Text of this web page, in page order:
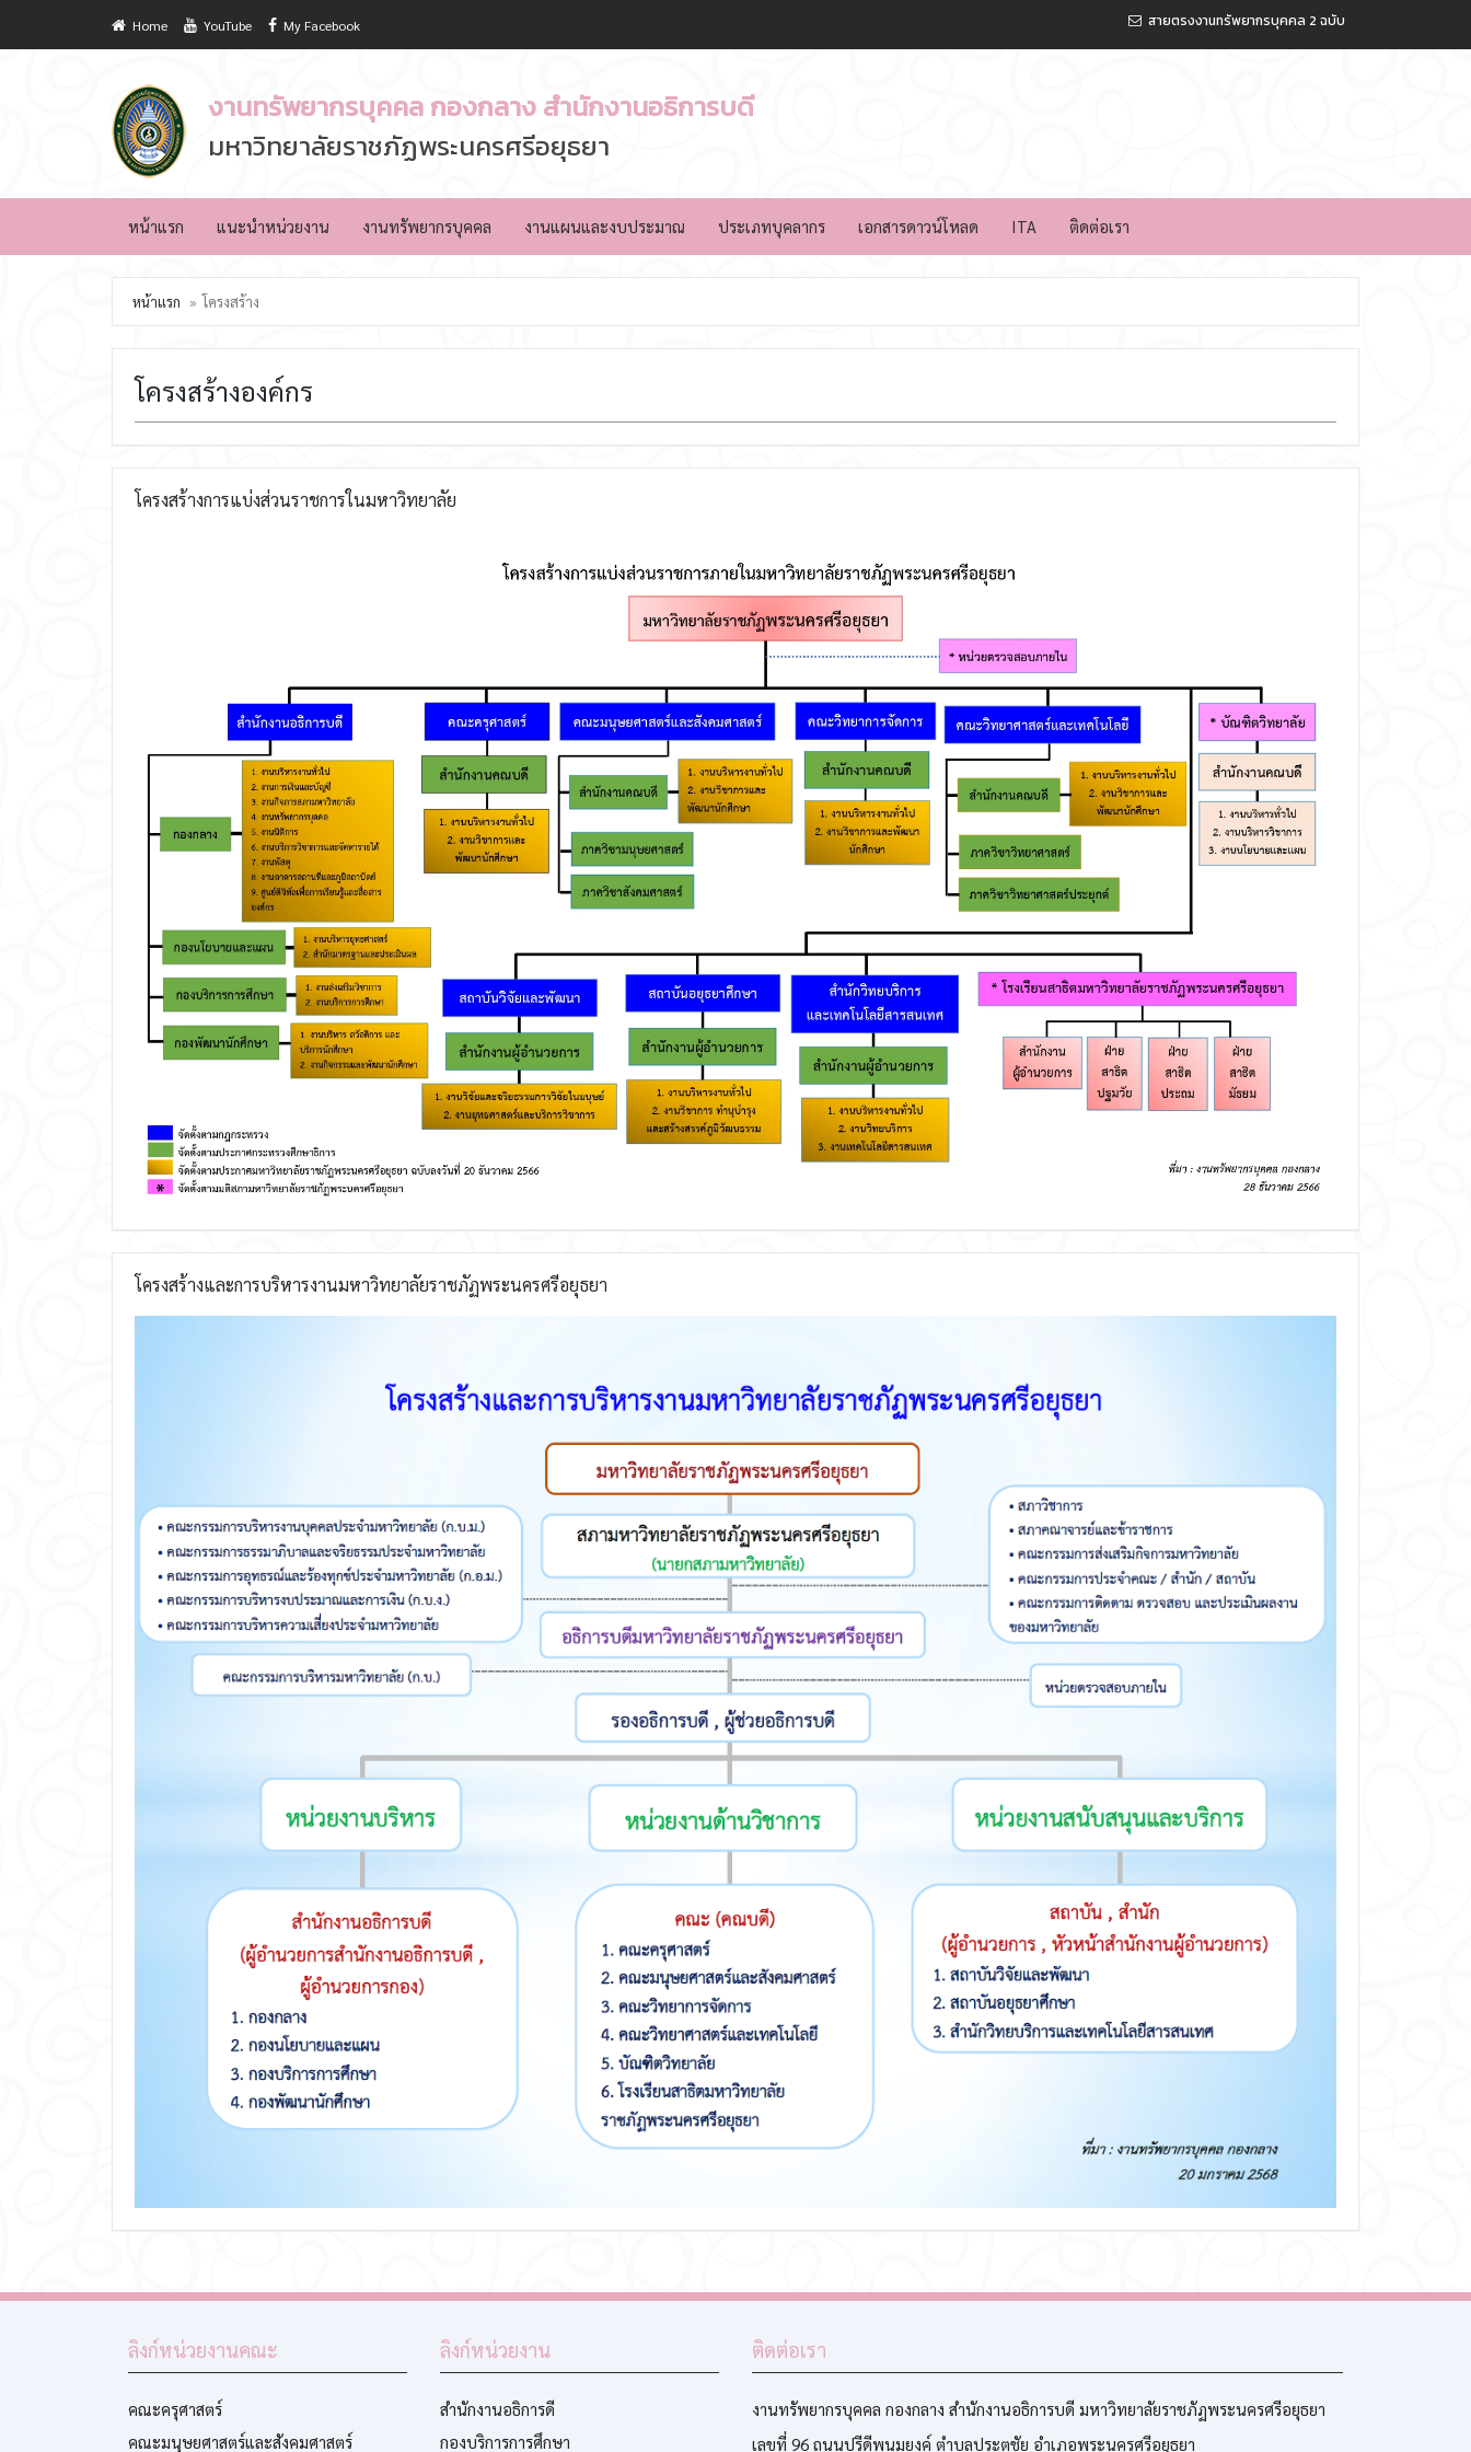
Home YouTube My Facebook สายตรงงานทรัพยากรบุคคล 2 ฉบับ
งานทรัพยากรบุคคล กองกลาง สำนักงานอธิการบดี
มหาวิทยาลัยราชภัฏพระนครศรีอยุธยา
หน้าแรก แนะนำหน่วยงาน งานทรัพยากรบุคคล งานแผนและงบประมาณ ประเภทบุคลากร เอกสารดาวน์โหลด ITA ติดต่อเรา
หน้าแรก โครงสร้าง
โครงสร้างองค์กร
โครงสร้างการแบ่งส่วนราชการในมหาวิทยาลัย
โครงสร้างและการบริหารงานมหาวิทยาลัยราชภัฏพระนครศรีอยุธยา
ลิงก์หน่วยงานคณะ
คณะครุศาสตร์
คณะมนุษยศาสตร์และสังคมศาสตร์
ลิงก์หน่วยงาน
สำนักงานอธิการดี
กองบริการการศึกษา
ติดต่อเรา
งานทรัพยากรบุคคล กองกลาง สำนักงานอธิการบดี มหาวิทยาลัยราชภัฏพระนครศรีอยุธยา
เลขที่ 96 ถนนปรีดีพนมยงค์ ตำบลประตูชัย อำเภอพระนครศรีอยุธยา